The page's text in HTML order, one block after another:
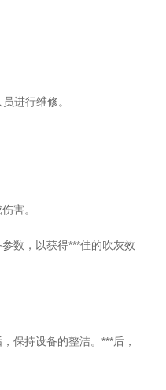
进行维修。
害。
数，以获得***佳的吹灰效
保持设备的整洁。***后，